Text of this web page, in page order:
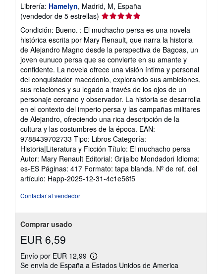
Librería: Hamelyn, Madrid, M, España
(vendedor de 5 estrellas) Calificación
del
vendedor:
5
de
5
estrellas
Condición: Bueno. : El muchacho persa es una novela
histórica escrita por Mary Renault, que narra la historia
de Alejandro Magno desde la perspectiva de Bagoas, un
joven eunuco persa que se convierte en su amante y
confidente. La novela ofrece una visión íntima y personal
del conquistador macedonio, explorando sus ambiciones,
sus relaciones y su legado a través de los ojos de un
personaje cercano y observador. La historia se desarrolla
en el contexto del imperio persa y las campañas militares
de Alejandro, ofreciendo una rica descripción de la
cultura y las costumbres de la época. EAN:
9788439702733 Tipo: Libros Categoría:
Historia|Literatura y Ficción Título: El muchacho persa
Autor: Mary Renault Editorial: Grijalbo Mondadori Idioma:
es-ES Páginas: 417 Formato: tapa blanda. Nº de ref. del
artículo: Happ-2025-12-31-4c1e56f5
Contactar al vendedor
Comprar usado
EUR 6,59
Envío por EUR 12,99
Más
información
Se envía de España a Estados Unidos de America